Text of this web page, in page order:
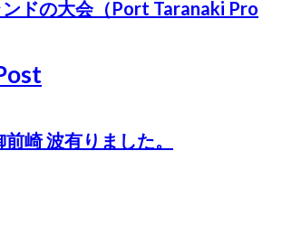
ドの大会（Port Taranaki Pro
崎 波有りました。